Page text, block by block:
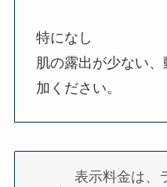
特になし
肌の露出が少ない
加ください。
表示料金は、